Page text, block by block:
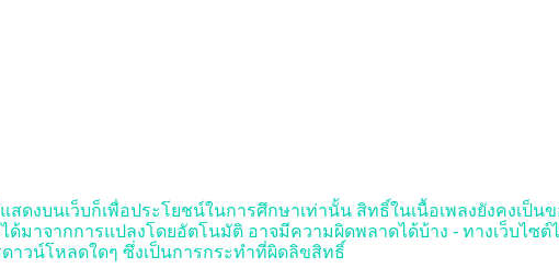
แสดงบนเว็บก็เพื่อประโยชน์ในการศึกษาเท่านั้น สิทธิ์ในเนื้อเพลงยังคงเป็
ได้มาจากการแปลงโดยอัตโนมัติ อาจมีความผิดพลาดได้บ้าง - ทางเว็บไซ
ดาวน์โหลดใดๆ ซึ่งเป็นการกระทำที่ผิดลิขสิทธิ์